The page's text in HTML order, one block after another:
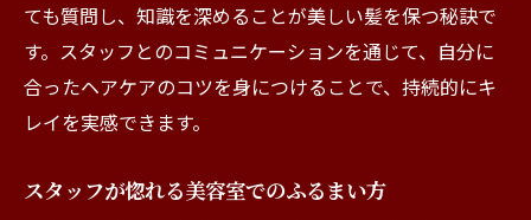
ても質問し、知識を深めることが美しい髪を保つ秘訣で
す。スタッフとのコミュニケーションを通じて、自分に
合ったヘアケアのコツを身につけることで、持続的にキ
レイを実感できます。
スタッフが惚れる美容室でのふるまい方